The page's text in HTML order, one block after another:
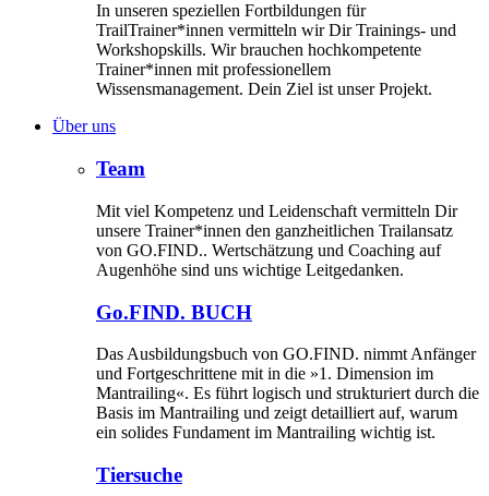
In unseren speziellen Fortbildungen für
TrailTrainer*innen vermitteln wir Dir Trainings- und
Workshopskills. Wir brauchen hochkompetente
Trainer*innen mit professionellem
Wissensmanagement. Dein Ziel ist unser Projekt.
Über uns
Team
Mit viel Kompetenz und Leidenschaft vermitteln Dir
unsere Trainer*innen den ganzheitlichen Trailansatz
von GO.FIND.. Wertschätzung und Coaching auf
Augenhöhe sind uns wichtige Leitgedanken.
Go.FIND. BUCH
Das Ausbildungsbuch von GO.FIND. nimmt Anfänger
und Fortgeschrittene mit in die »1. Dimension im
Mantrailing«. Es führt logisch und strukturiert durch die
Basis im Mantrailing und zeigt detailliert auf, warum
ein solides Fundament im Mantrailing wichtig ist.
Tiersuche